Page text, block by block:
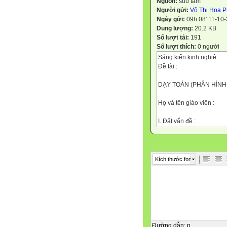
Người gửi: Võ Thị Hoa
Ngày gửi: 09h:08' 11-
Dung lượng: 20.2 KB
Số lượt tải: 191
Số lượt thích: 0 người
Sáng kiến kinh nghiệ
Đề tài :
DẠY TOÁN (PHẦN
Họ và tên giáo viên :
I. Đặt vấn đề :
chương trình, mà nó
đại lượng và giải toán
so sánh, đối chiếu, trí
Kích thước font
Đường dẫn: p